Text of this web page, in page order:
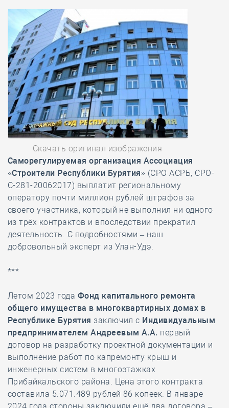
Скачать оригинал изображения
Саморегулируемая организация Ассоциация
«Строители Республики Бурятия» (СРО АСРБ, СРО-
С-281-20062017) выплатит региональному
оператору почти миллион рублей штрафов за
своего участника, который не выполнил ни одного
из трёх контрактов и впоследствии прекратил
деятельность. С подробностями – наш
добровольный эксперт из Улан-Удэ.
***
Летом 2023 года Фонд капитального ремонта
общего имущества в многоквартирных домах в
Республике Бурятия заключил с Индивидуальным
предпринимателем Андреевым А.А. первый
договор на разработку проектной документации и
выполнение работ по капремонту крыш и
инженерных систем в многоэтажках
Прибайкальского района. Цена этого контракта
составила 5.071.489 рублей 86 копеек. В январе